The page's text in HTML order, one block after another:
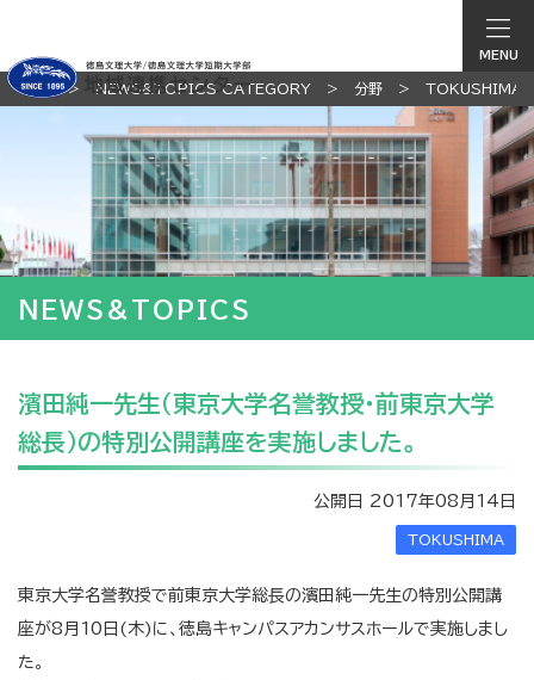
MENU
TOP NEWS&TOPICS CATEGORY 分野 TOKUSHIMA
NEWS&TOPICS
濱田純一先生（東京大学名誉教授・前東京大学
総長）の特別公開講座を実施しました。
公開日 2017年08月14日
TOKUSHIMA
東京大学名誉教授で前東京大学総長の濱田純一先生の特別公開講
座が8月10日(木)に、徳島キャンパスアカンサスホールで実施しまし
た。